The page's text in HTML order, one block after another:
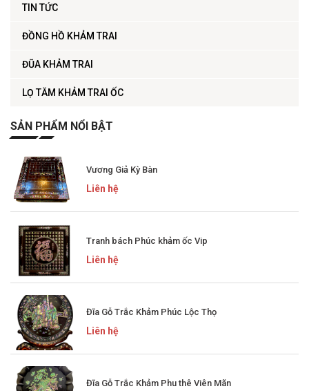
TIN TỨC
ĐỒNG HỒ KHẢM TRAI
ĐŨA KHẢM TRAI
LỌ TĂM KHẢM TRAI ỐC
SẢN PHẨM NỔI BẬT
Vương Giả Kỳ Bàn
Liên hệ
Tranh bách Phúc khảm ốc Vip
Liên hệ
Đĩa Gỗ Trắc Khảm Phúc Lộc Thọ
Liên hệ
Đĩa Gỗ Trắc Khảm Phu thê Viên Mãn